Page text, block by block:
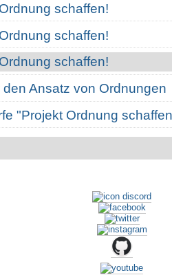
schaffen!
schaffen!
schaffen!
Ansatz von Ordnungen
"Projekt Ordnung